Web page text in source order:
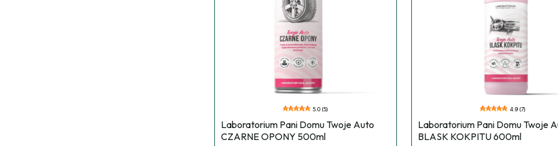
5.0 (5)
Laboratorium Pani Domu Twoje Auto
CZARNE OPONY 500ml
4.9 (7)
Laboratorium Pani Domu Twoje
BLASK KOKPITU 600ml